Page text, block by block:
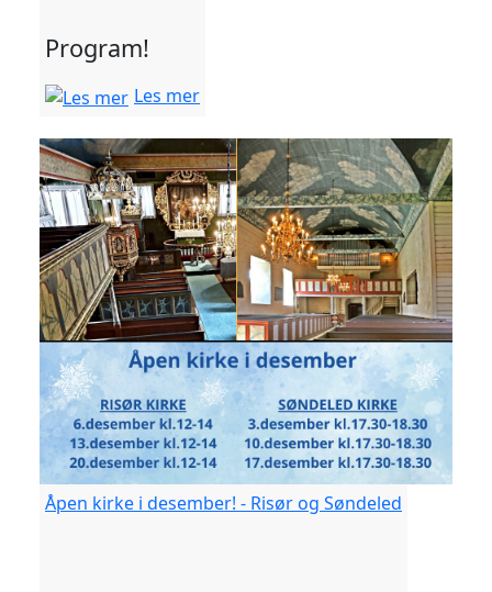
Program!
Les mer
Åpen kirke i desember! - Risør og Søndeled